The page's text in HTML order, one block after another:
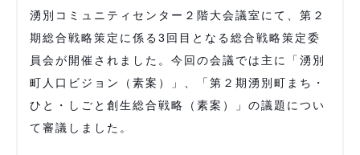
湧別コミュニティセンター２階大会議室にて、第２
期総合戦略策定に係る3回目となる総合戦略策定委
員会が開催されました。今回の会議では主に「湧別
町人口ビジョン（素案）」、「第２期湧別町まち・
ひと・しごと創生総合戦略（素案）」の議題につい
て審議しました。